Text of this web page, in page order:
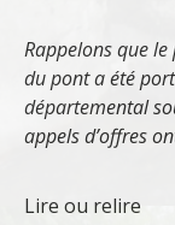
Rappelons que
du pont a été
départemental
appels d’offres
Lire ou relire